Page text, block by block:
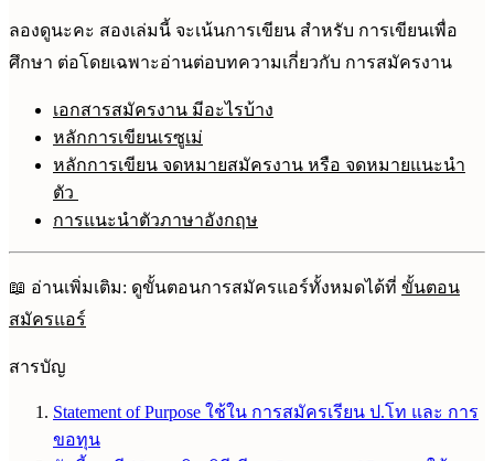
ลองดูนะคะ สองเล่มนี้ จะเน้นการเขียน สำหรับ การเขียนเพื่อ
ศึกษา ต่อโดยเฉพาะอ่านต่อบทความเกี่ยวกับ การสมัครงาน
เอกสารสมัครงาน มีอะไรบ้าง
หลักการเขียนเรซูเม่
หลักการเขียน จดหมายสมัครงาน หรือ จดหมายแนะนำ
ตัว
การแนะนำตัวภาษาอังกฤษ
📖 อ่านเพิ่มเติม: ดูขั้นตอนการสมัครแอร์ทั้งหมดได้ที่ ขั้นตอน
สมัครแอร์
สารบัญ
Statement of Purpose ใช้ใน การสมัครเรียน ป.โท และ การ
ขอทุน